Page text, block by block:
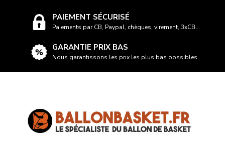
PAIEMENT SÉCURISÉ
Paiements par CB, Paypal, chèques, virement, 3xCB...
GARANTIE PRIX BAS
Nous garantissons les prix les plus bas possibles